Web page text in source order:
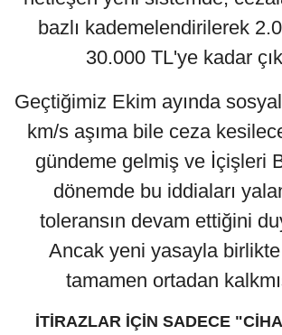
bazlı kademelendirilerek
30.000 TL'ye kadar
Geçtiğimiz Ekim ayında
km/s aşıma bile ceza
gündeme gelmiş ve İçişleri
dönemde bu iddiaları
toleransın devam ettiğini
Ancak yeni yasayla
tamamen ortadan
İTİRAZLAR İÇİN SADECE